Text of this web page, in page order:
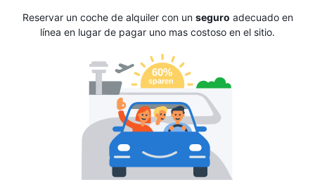
Reservar un coche de alquiler con un seguro adecuado en
línea en lugar de pagar uno mas costoso en el sitio.